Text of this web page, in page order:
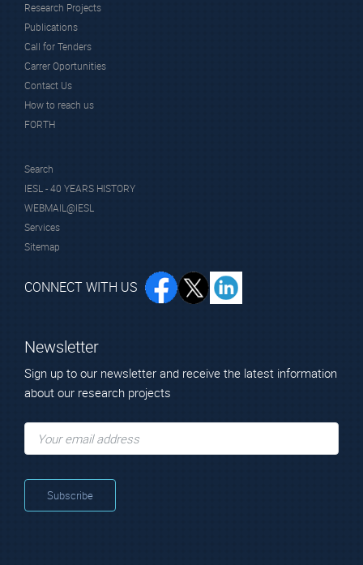
Research Projects
Publications
Call for Tenders
Carrer Oportunities
Contact Us
How to reach us
FORTH
Search
IESL - 40 YEARS HISTORY
WEBMAIL@IESL
Services
Sitemap
CONNECT WITH US
Newsletter
Sign up to our newsletter and receive the latest information
about our research projects